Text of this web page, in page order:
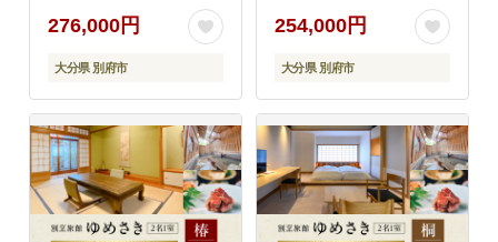
276,000円
大分県 別府市
254,000円
大分県 別府市